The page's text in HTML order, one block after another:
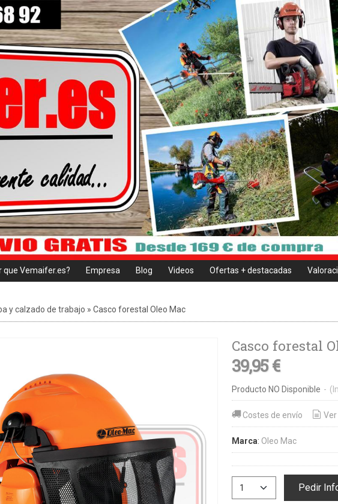
que Vemaifer.es? Empresa Blog Videos Ofertas + destacadas
y calzado de trabajo » Casco forestal Oleo Mac
Casco forestal
39,95 €
Producto NO Disponible -
Costes de envío
Marca: Oleo Mac
Pedir